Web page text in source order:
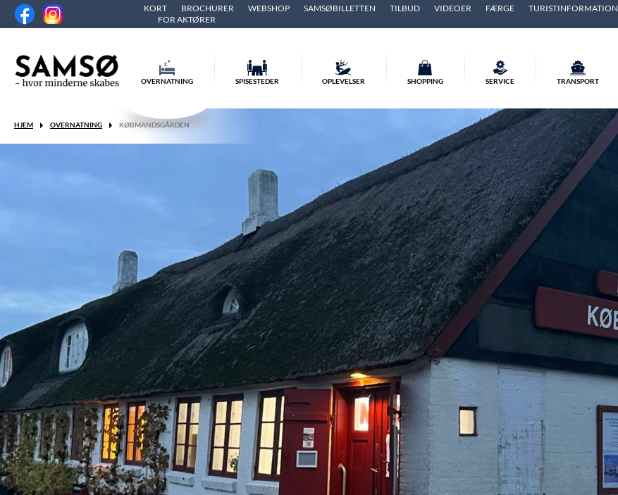
KORT BROCHURER WEBSHOP SAMSØBILLETTEN TILBUD VIDEOER FÆRGE TURISTINFORMATION
FOR AKTØRER
OVERNATNING SPISESTEDER OPLEVELSER SHOPPING SERVICE TRANSPORT
HJEM OVERNATNING KØBMANDSGÅRDEN
© Købmandsgården